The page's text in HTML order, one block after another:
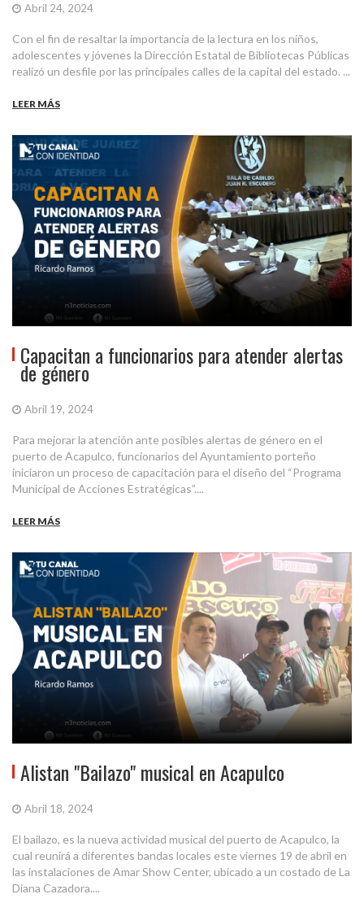
Abril 24, 2024
Con el fin de resaltar la importancia de la lectura en los niños,
adolescentes y jóvenes la Dirección Estatal de Bibliotecas Públicas
realizó un desfile por las principales calles de la capital del estado. ...
LEER MÁS
Capacitan a funcionarios para atender alertas
de género
Abril 19, 2024
Para mejorar la atención ante posibles alertas de género en el
puerto de Acapulco, funcionarios del Ayuntamiento porteño
iniciaron un proceso de capacitación para el diseño del “Programa
Municipal de Acciones Estratégicas”....
LEER MÁS
Alistan "Bailazo" musical en Acapulco
Abril 18, 2024
El bailazo, es la nueva actividad musical del puerto de Acapulco, la
cual reunirá a diferentes bandas locales este viernes 19 de abril en
las instalaciones de Amar Show Center, ubicado a un costado de La
Diana Cazadora....